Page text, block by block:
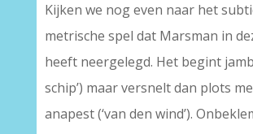
Kijken we nog even naar het
metrische spel dat Marsman in
heeft neergelegd. Het begint
schip’) maar versnelt dan plots
anapest (‘van den wind’).